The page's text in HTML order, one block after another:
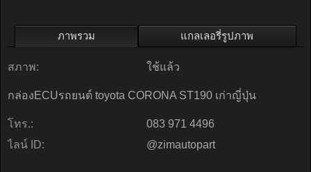
ภาพรวม แกลเลอรี่รูปภาพ
สภาพ: ใช้แล้ว
กล่องECUรถยนต์ toyota CORONA ST190 เก่าญี่ปุ่น
โทร.:
083 971 4496
ไลน์ ID:
@zimautopart